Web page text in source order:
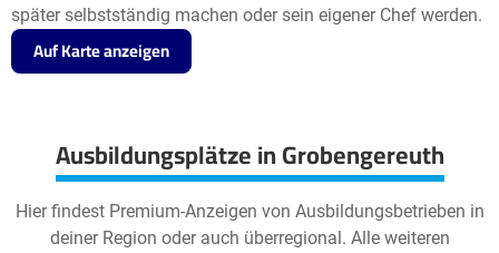
später selbstständig machen oder sein eigener Chef werden.
Auf Karte anzeigen
Ausbildungsplätze in Grobengereuth
Hier findest Premium-Anzeigen von Ausbildungsbetrieben in
deiner Region oder auch überregional. Alle weiteren